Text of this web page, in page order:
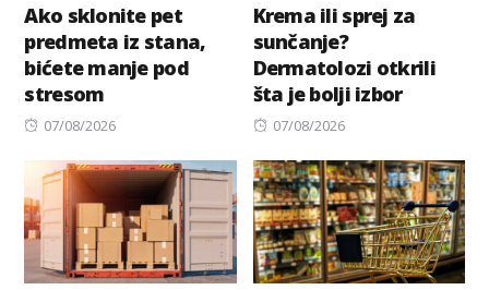
Ako sklonite pet
predmeta iz stana,
bićete manje pod
stresom
Posted
07/08/2026
Krema ili sprej za
sunčanje?
Dermatolozi otkrili
šta je bolji izbor
Posted
07/08/2026